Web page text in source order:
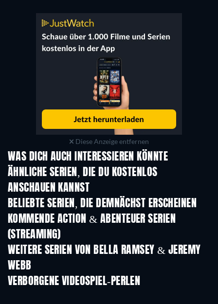
Diese Anzeige entfernen
WAS DICH AUCH INTERESSIEREN KÖNNTE
Serie Serie
ÄHNLICHE SERIEN, DIE DU KOSTENLOS
ANSCHAUEN KANNST
Serie
BELIEBTE SERIEN, DIE DEMNÄCHST ERSCHEINEN
Serie Serie
KOMMENDE ACTION & ABENTEUER SERIEN
(STREAMING)Staffel 2
WEITERE SERIEN VON BELLA RAMSEY & JEREMY
WEBB
VERBORGENE VIDEOSPIEL-PERLEN